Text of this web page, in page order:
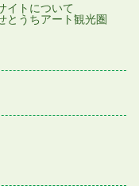
イトについて
とうちアート観光圏